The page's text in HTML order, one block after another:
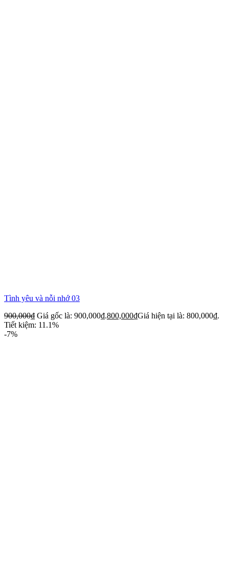
Tình yêu và nỗi nhớ 03
900,000₫ Giá gốc là: 900,000₫.800,000₫Giá hiện tại là: 800,000₫.
Tiết kiệm: 11.1%
-7%